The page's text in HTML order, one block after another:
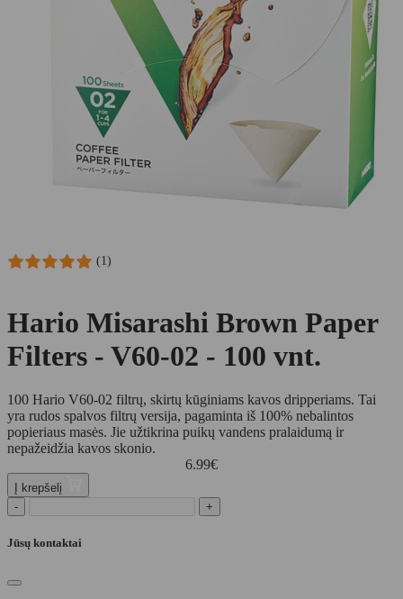
(1)
Hario Misarashi Brown Paper
Filters - V60-02 - 100 vnt.
100 Hario V60-02 filtrų, skirtų kūginiams kavos dripperiams. Tai
yra rudos spalvos filtrų versija, pagaminta iš 100% nebalintos
popieriaus masės. Jie užtikrina puikų vandens pralaidumą ir
nepažeidžia kavos skonio.
6.99€
Į krepšelį
-
+
Jūsų kontaktai